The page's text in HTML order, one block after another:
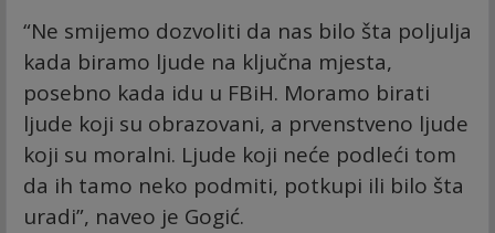
“Ne smijemo dozvoliti da nas bilo šta poljulja
kada biramo ljude na ključna mjesta,
posebno kada idu u FBiH. Moramo birati
ljude koji su obrazovani, a prvenstveno ljude
koji su moralni. Ljude koji neće podleći tom
da ih tamo neko podmiti, potkupi ili bilo šta
uradi”, naveo je Gogić.